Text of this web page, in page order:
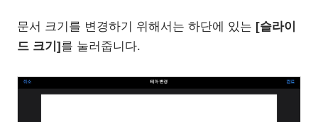
문서 크기를 변경하기 위해서는 하단에 있는 [슬라이
드 크기]를 눌러줍니다.